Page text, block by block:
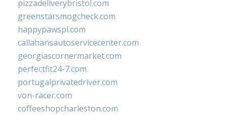
pizzadeliverybristol.com
greenstarsmogcheck.com
happypawspl.com
callahansautoservicecenter.com
georgiascornermarket.com
perfectfit24-7.com
portugalprivatedriver.com
von-racer.com
coffeeshopcharleston.com